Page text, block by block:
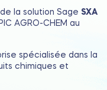
la solution Sage SXA
AGRO-CHEM au
spécialisée dans la
chimiques et